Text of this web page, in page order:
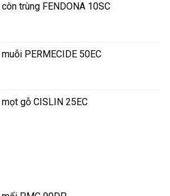
trùng FENDONA 10SC
PERMECIDE 50EC
gỗ CISLIN 25EC